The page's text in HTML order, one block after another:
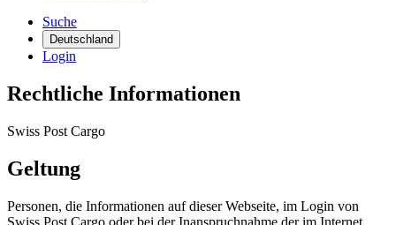
Suche
Deutschland
Login
Rechtliche Informationen
Swiss Post Cargo
Geltung
Personen, die Informationen auf dieser Webseite, im Login von
Swiss Post Cargo oder bei der Inanspruchnahme der im Internet